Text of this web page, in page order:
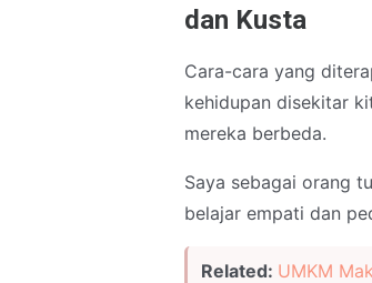
dan Kusta
Cara-cara yang
kehidupan disekitar
mereka berbeda.
Saya sebagai orang
belajar empati dan
Related: UMKM